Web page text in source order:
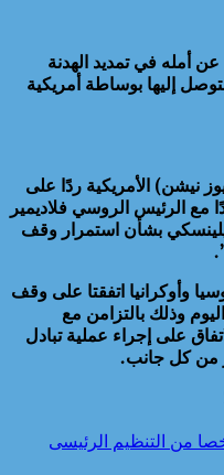
أمله في تمديد الهدنة
إليها بوساطة أمريكية
نيشن) الأمريكية ردًا على
مع الرئيس الروسي فلاديمير
بشأن استمرار وقف
وأوكرانيا اتفقتا على وقف
وذلك بالتزامن مع
على إجراء عملية تبادل
البحرينية: القبض على 41 شخصا من التنظيم الرئيسى